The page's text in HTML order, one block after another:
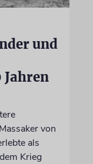
und
von
als
Krieg